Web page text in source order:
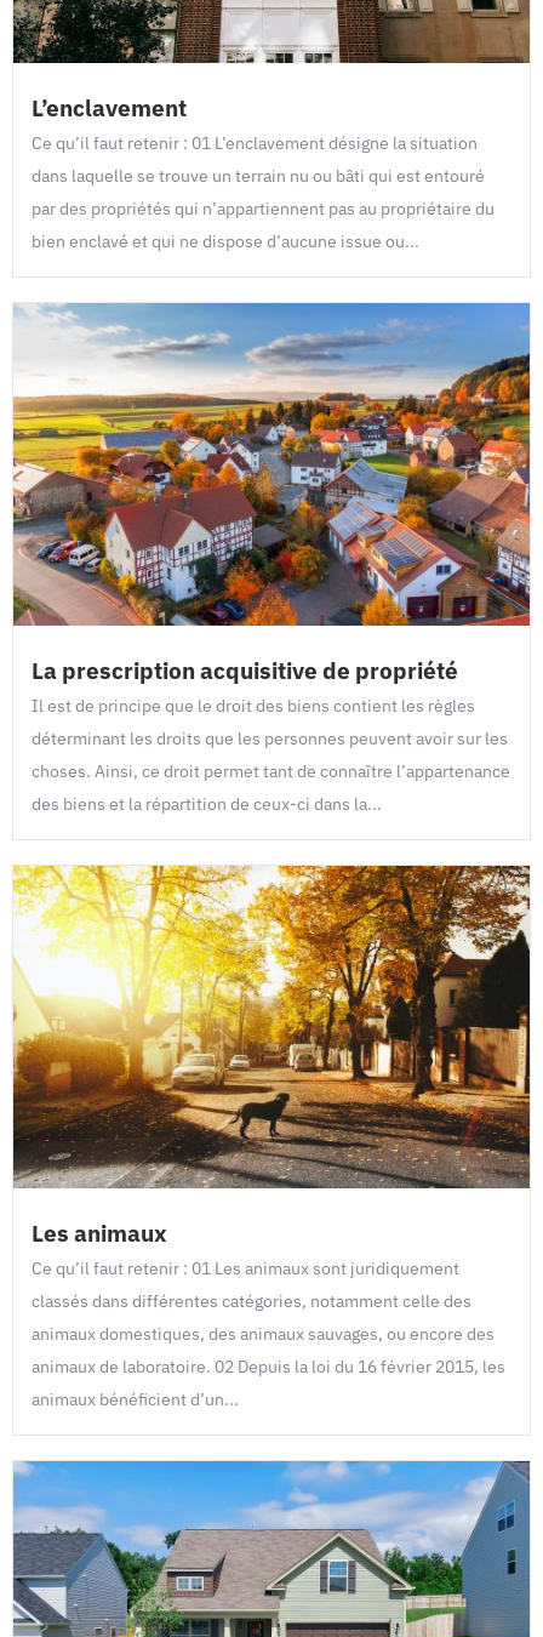
L’enclavement
Ce qu’il faut retenir : 01 L’enclavement désigne la situation
dans laquelle se trouve un terrain nu ou bâti qui est entouré
par des propriétés qui n’appartiennent pas au propriétaire du
bien enclavé et qui ne dispose d’aucune issue ou...
La prescription acquisitive de propriété
Il est de principe que le droit des biens contient les règles
déterminant les droits que les personnes peuvent avoir sur les
choses. Ainsi, ce droit permet tant de connaître l’appartenance
des biens et la répartition de ceux-ci dans la...
Les animaux
Ce qu’il faut retenir : 01 Les animaux sont juridiquement
classés dans différentes catégories, notamment celle des
animaux domestiques, des animaux sauvages, ou encore des
animaux de laboratoire. 02 Depuis la loi du 16 février 2015, les
animaux bénéficient d’un...